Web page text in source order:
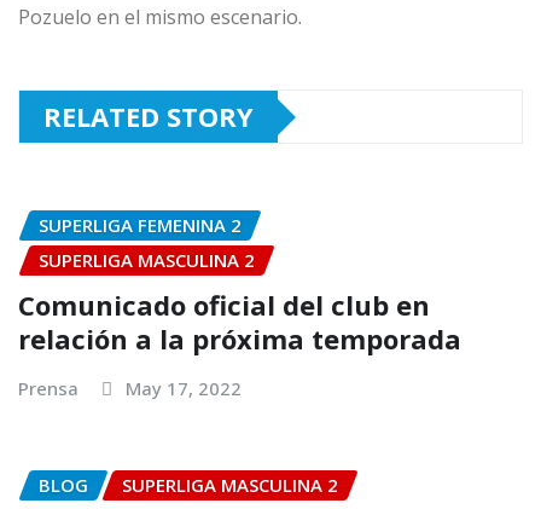
Pozuelo en el mismo escenario.
RELATED STORY
SUPERLIGA FEMENINA 2
SUPERLIGA MASCULINA 2
Comunicado oficial del club en
relación a la próxima temporada
Prensa May 17, 2022
BLOG SUPERLIGA MASCULINA 2